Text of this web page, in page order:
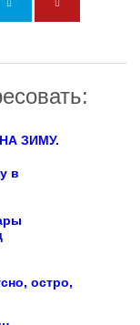
ЗИМУ.
в
остро,